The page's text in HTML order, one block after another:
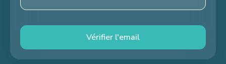
Vérifier l'email